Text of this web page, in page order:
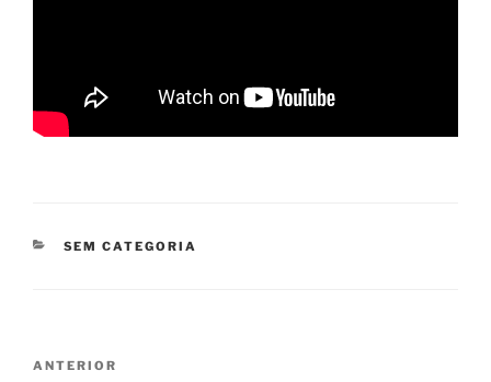
CATEGORIAS
SEM CATEGORIA
Post
ANTERIOR